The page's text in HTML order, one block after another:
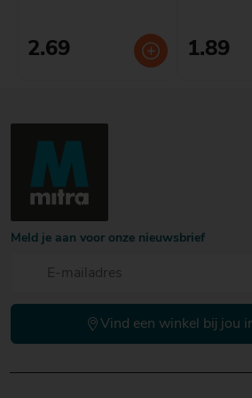
2.69 1.89
Meld je aan voor onze nieuwsbrief
Vind een winkel bij jou